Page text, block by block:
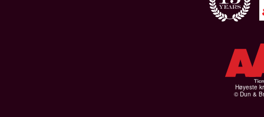
Høyeste
© Dun &